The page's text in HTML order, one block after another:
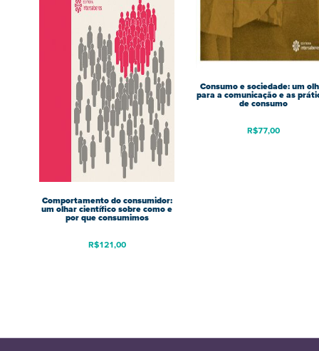
Comportamento do consumidor:
um olhar científico sobre como e
por que consumimos
R$121,00
Consumo e sociedade: um
para a comunicação e as
de consumo
R$77,00